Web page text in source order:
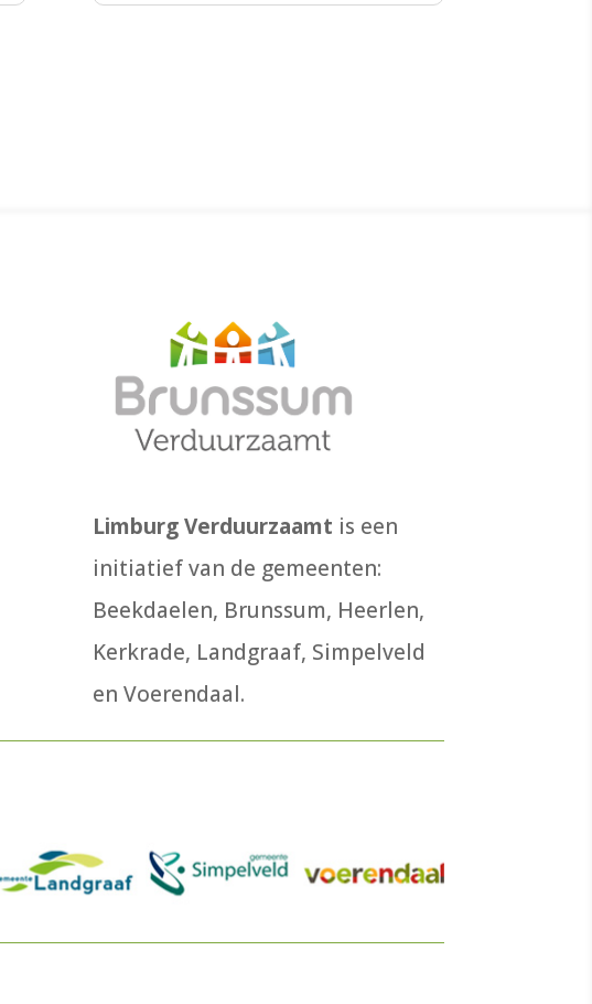
hier verder.
Limburg Verduurzaamt is een
initiatief van de gemeenten:
Beekdaelen, Brunssum, Heerlen,
Kerkrade, Landgraaf, Simpelveld
en Voerendaal.